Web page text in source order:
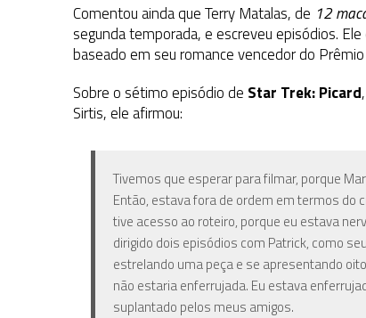
Comentou ainda que Terry Matalas, de 12
segunda temporada, e escreveu episódios.
baseado em seu romance vencedor do
Sobre o sétimo episódio de Star Trek: Picard,
Sirtis, ele afirmou:
Tivemos que esperar para filmar, porque
Então, estava fora de ordem em termos do
tive acesso ao roteiro, porque eu estava
dirigido dois episódios com Patrick, como
estrelando uma peça e se apresentando
não estaria enferrujada. Eu estava
suplantado pelos meus amigos.